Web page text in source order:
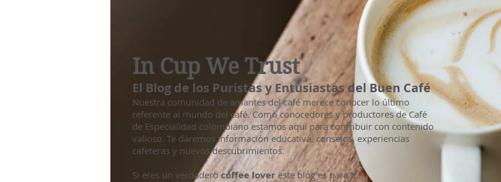
In Cup We Trust
El Blog de los Puristas y Entusiastas del Buen Café
Nuestra comunidad de amantes del café merece conocer lo último
referente al mundo del café. Como conocedores y productores de Café
de Especialidad colombiano estamos aquí para contribuir con contenido
valioso. Te daremos información educativa, consejos, experiencias
cafeteras y nuevos descubrimientos.
Si eres un verdaderocoffee lovereste blog es para ti.